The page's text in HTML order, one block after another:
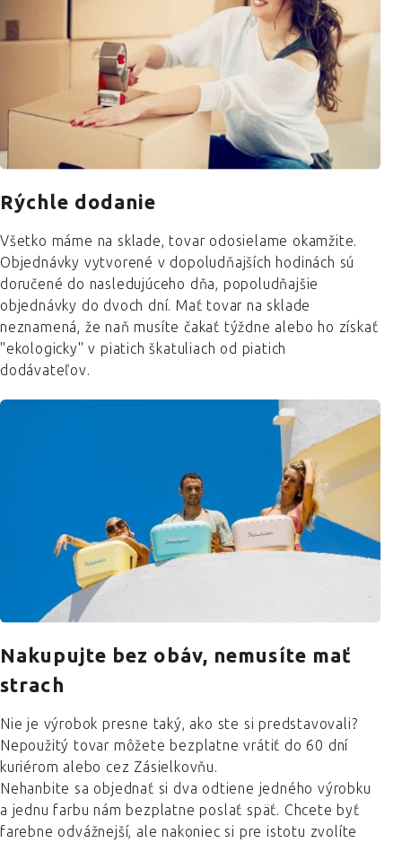
Rýchle dodanie
Všetko máme na sklade, tovar odosielame okamžite.
Objednávky vytvorené v dopoludňajších hodinách sú
doručené do nasledujúceho dňa, popoludňajšie
objednávky do dvoch dní. Mať tovar na sklade
neznamená, že naň musíte čakať týždne alebo ho získať
"ekologicky" v piatich škatuliach od piatich
dodávateľov.
Nakupujte bez obáv, nemusíte mať
strach
Nie je výrobok presne taký, ako ste si predstavovali?
Nepoužitý tovar môžete bezplatne vrátiť do 60 dní
kuriérom alebo cez Zásielkovňu.
Nehanbite sa objednať si dva odtiene jedného výrobku
a jednu farbu nám bezplatne poslať späť. Chcete byť
farebne odvážnejší, ale nakoniec si pre istotu zvolíte